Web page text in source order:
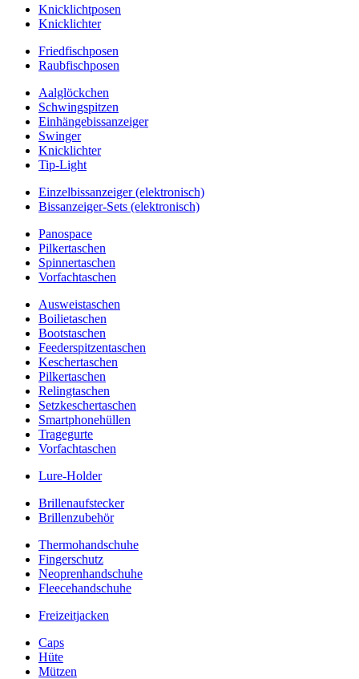
Knicklichtposen
Knicklichter
Friedfischposen
Raubfischposen
Aalglöckchen
Schwingspitzen
Einhängebissanzeiger
Swinger
Knicklichter
Tip-Light
Einzelbissanzeiger (elektronisch)
Bissanzeiger-Sets (elektronisch)
Panospace
Pilkertaschen
Spinnertaschen
Vorfachtaschen
Ausweistaschen
Boilietaschen
Bootstaschen
Feederspitzentaschen
Keschertaschen
Pilkertaschen
Relingtaschen
Setzkeschertaschen
Smartphonehüllen
Tragegurte
Vorfachtaschen
Lure-Holder
Brillenaufstecker
Brillenzubehör
Thermohandschuhe
Fingerschutz
Neoprenhandschuhe
Fleecehandschuhe
Freizeitjacken
Caps
Hüte
Mützen